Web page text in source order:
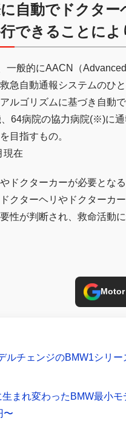
自動でドクタ
できることに
一般的にAACN（
急自動通報システムのひ
ルゴリズムに基づき自動
64病院の協力病院(※)に
目指すもの。
現在
ドクターカーが必要とな
クターヘリやドクターカ
性が判断され、救命活動
Motor
ルチェンジのBMW1シリ
まれ変わったBMW最小
〜